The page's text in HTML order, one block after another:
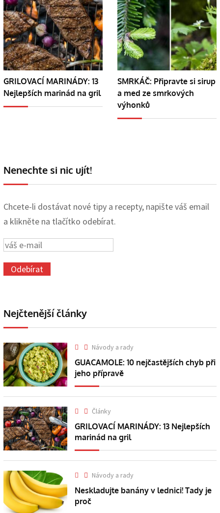
GRILOVACÍ MARINÁDY: 13
Nejlepších marinád na gril
SMRKÁČ: Připravte si sirup
a med ze smrkových
výhonků
Nenechte si nic ujít!
Chcete-li dostávat nové tipy a recepty, napište váš email
a klikněte na tlačítko odebírat.
Nejčtenější články
Návody a rady
GUACAMOLE: 10 nejčastějších chyb při
jeho přípravě
Články
GRILOVACÍ MARINÁDY: 13 Nejlepších
marinád na gril
Návody a rady
Neskladujte banány v lednici! Tady je
proč